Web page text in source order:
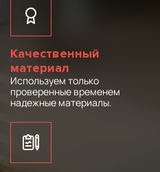
Качественный
материал
Используем только
проверенные временем
надежные материалы.